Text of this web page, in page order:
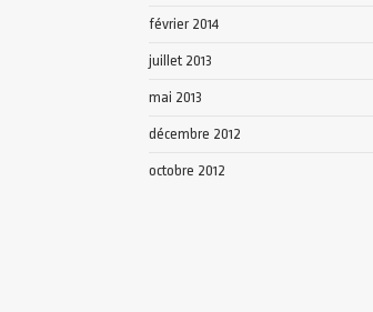
février 2014
juillet 2013
mai 2013
décembre 2012
octobre 2012